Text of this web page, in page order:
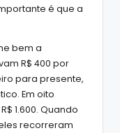
é que a
bem a
R$ 400 por
para presente,
Em oito
1.600. Quando
recorreram